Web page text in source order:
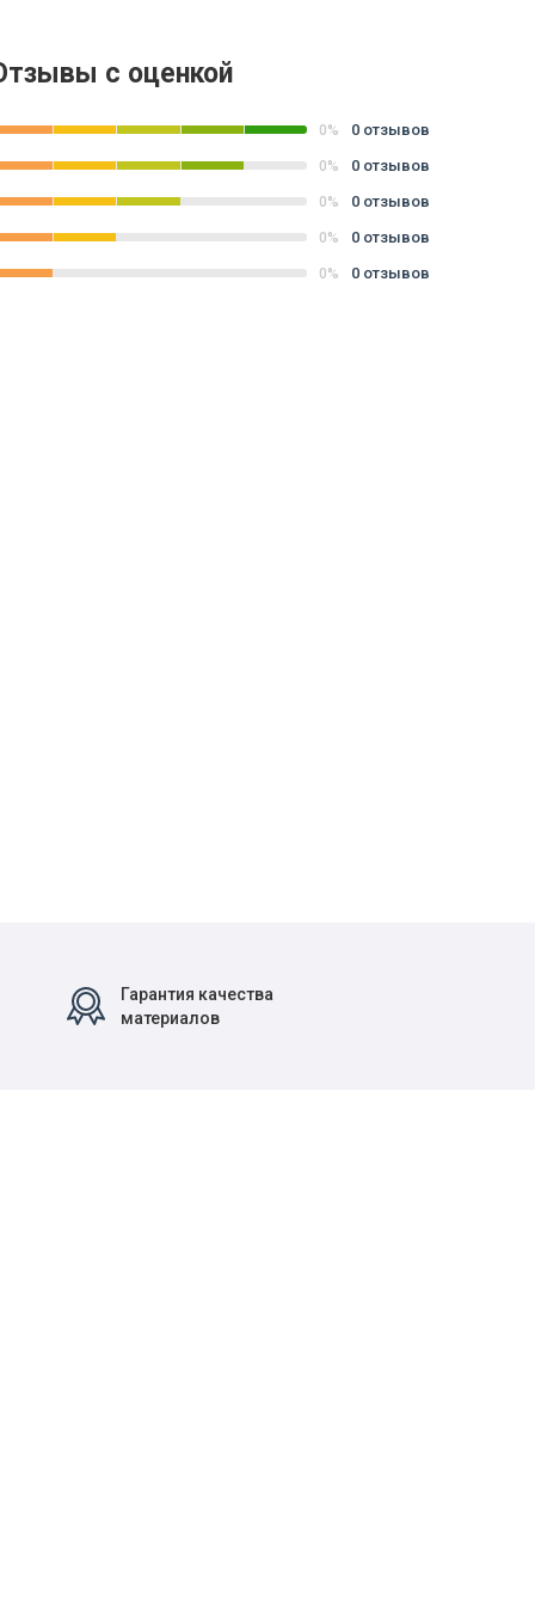
с оценкой
0% 0 отзывов
0% 0 отзывов
0% 0 отзывов
0% 0 отзывов
0% 0 отзывов
Гарантия качества
материалов